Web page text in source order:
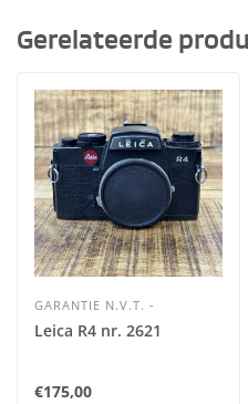
Gerelateerde
GARANTIE N.V.T. -
Leica R4 nr. 2621
€175,00